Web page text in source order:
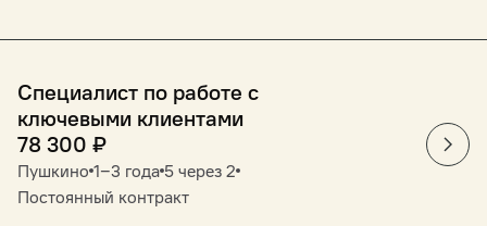
Специалист по работе с
ключевыми клиентами
78 300 ₽
Пушкино 1‒3 года 5 через 2
Постоянный контракт